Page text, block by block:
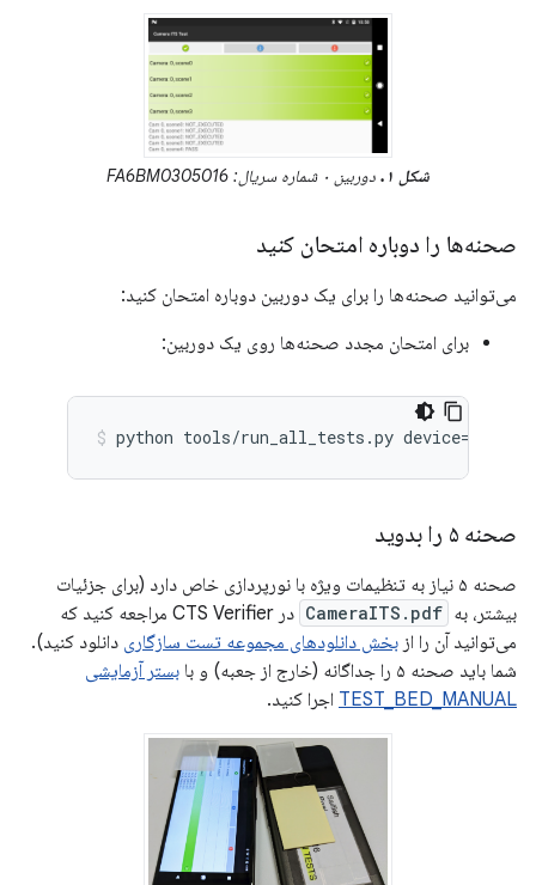
شکل ۱. دوربین ۰ شماره سریال: FA6BM0305016
صحنه‌ها را دوباره امتحان کنید
می‌توانید صحنه‌ها را برای یک دوربین دوباره امتحان کنید:
برای امتحان مجدد صحنه‌ها روی یک دوربین:
صحنه ۵ را بدوید
صحنه ۵ نیاز به تنظیمات ویژه با نورپردازی خاص دارد (برای جزئیات
بیشتر، به CameraITS.pdf
در CTS Verifier مراجعه کنید که
می‌توانید آن را از بخش دانلودهای مجموعه تست سازگاری دانلود کنید).
شما باید صحنه ۵ را جداگانه (خارج از جعبه) و با
بستر آزمایشی
TEST_BED_MANUAL اجرا کنید.